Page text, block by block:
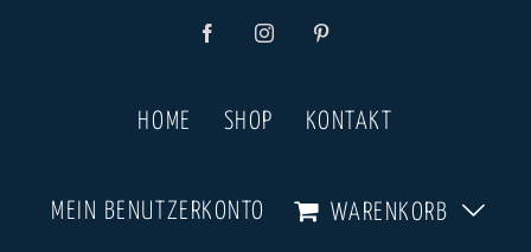
FacebookInstagramPinterest
HOME SHOP KONTAKT
MEIN BENUTZERKONTO WARENKORB